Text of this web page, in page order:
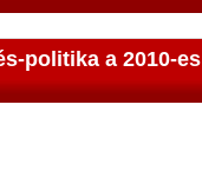
politika a 2010-es